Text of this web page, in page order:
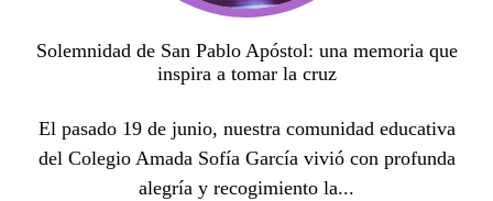
Solemnidad de San Pablo Apóstol: una memoria que
inspira a tomar la cruz
El pasado 19 de junio, nuestra comunidad educativa
del Colegio Amada Sofía García vivió con profunda
alegría y recogimiento la...